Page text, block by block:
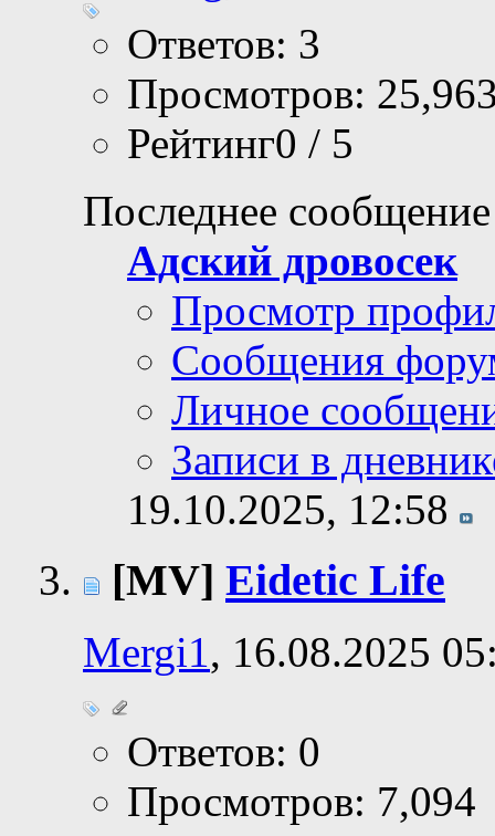
Ответов: 3
Просмотров:
Рейтинг0 / 5
Последнее
Адский дровосек
Просмотр
Сообщения
Личное
Записи в
19.10.2025, 12:58
[MV] Eidetic Life
Mergi1, 16.08.2025
Ответов: 0
Просмотров: 7,094